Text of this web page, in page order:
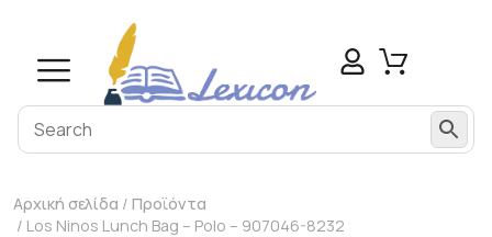
Αρχική σελίδα / Προϊόντα
/ Los Ninos Lunch Bag – Polo – 907046-8232